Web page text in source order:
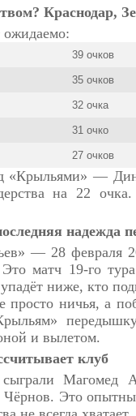
Краснодар,
ожидаемо:
39 очков
35 очков
32 очка
31 очко
27 очков
«Крыльями» —
на 22
надежда
— 28 февраля
матч 19-го
упадёт ниже, кто
ничья, а
и вылетом.
клуб
Магомед
Это